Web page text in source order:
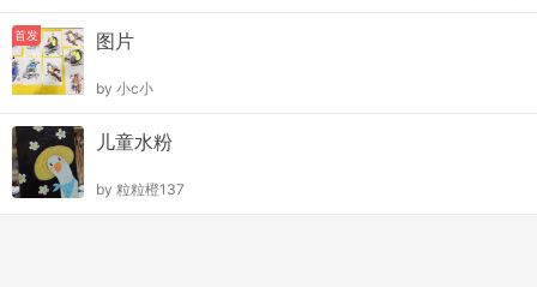
首发 图片
by 小c小
儿童水粉
by 粒粒橙137